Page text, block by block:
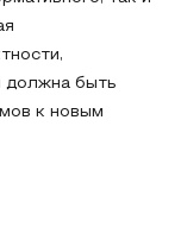
должна быть
к новым